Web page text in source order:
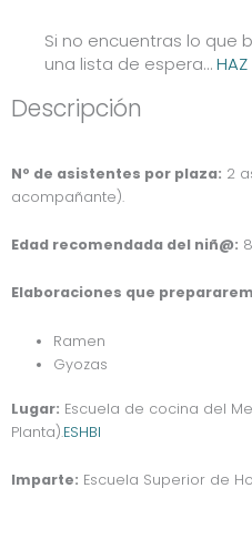
Si no encuentras lo que
una lista de espera…
Descripción
Nº de asistentes por plaza: 2
acompañante).
Edad recomendada del niñ@:
Elaboraciones que
Ramen
Gyozas
Lugar: Escuela de cocina del
Planta).ESHBI
Imparte: Escuela Superior de